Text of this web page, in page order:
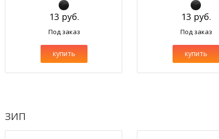
13 руб.
Под заказ
купить
13 руб.
Под заказ
купить
ЗИП